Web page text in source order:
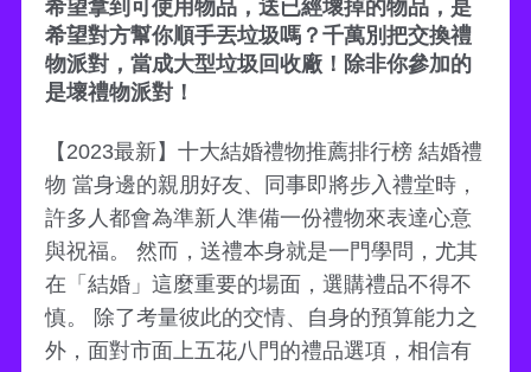
希望拿到可使用物品，送已經壞掉的物品，是
希望對方幫你順手丟垃圾嗎？千萬別把交換禮
物派對，當成大型垃圾回收廠！除非你參加的
是壞禮物派對！
【2023最新】十大結婚禮物推薦排行榜 結婚禮
物 當身邊的親朋好友、同事即將步入禮堂時，
許多人都會為準新人準備一份禮物來表達心意
與祝福。 然而，送禮本身就是一門學問，尤其
在「結婚」這麼重要的場面，選購禮品不得不
慎。 除了考量彼此的交情、自身的預算能力之
外，面對市面上五花八門的禮品選項，相信有